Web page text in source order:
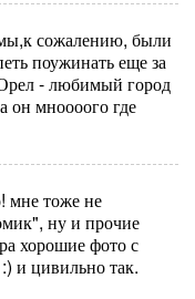
сожалению, были
поужинать еще за
- любимый город
он мноооого где
мне тоже не
ну и прочие
хорошие фото с
и цивильно так.